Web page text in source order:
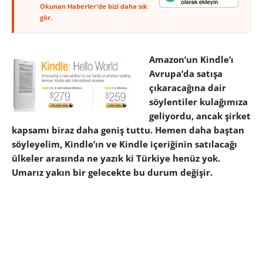
Okunan Haberler'de bizi daha sık
gör.
Amazon’un Kindle’ı
Avrupa’da satışa
çıkaracağına dair
söylentiler kulağımıza
geliyordu, ancak şirket
kapsamı biraz daha geniş tuttu. Hemen daha baştan
söyleyelim, Kindle’ın ve Kindle içeriğinin satılacağı
ülkeler arasında ne yazık ki Türkiye henüz yok.
Umarız yakın bir gelecekte bu durum değişir.